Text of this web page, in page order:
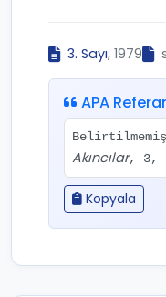
3. Sayı, 1979
APA
Akıncılar, 3,
Kopyala